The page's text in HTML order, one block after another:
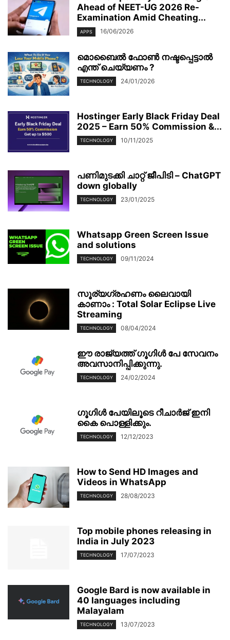
Ahead of NEET-UG 2026 Re-
Examination Amid Cheating...
APPS 16/06/2026
മൊബൈല്‍ ഫോണ്‍ നഷ്ടപ്പെട്ടാല്‍
എന്ത് ചെയ്യണം ?
TECHNOLOGY 24/01/2026
Hostinger Early Black Friday Deal
2025 – Earn 50% Commission &...
TECHNOLOGY 10/11/2025
പണിമുടക്കി ചാറ്റ് ജീപിടി – ChatGPT
down globally
TECHNOLOGY 23/01/2025
Whatsapp Green Screen Issue
and solutions
TECHNOLOGY 09/11/2024
സൂര്യഗ്രഹണം ലൈവായി
കാണാം : Total Solar Eclipse Live
Streaming
TECHNOLOGY 08/04/2024
ഈ രാജ്യത്ത് ഗൂഗിൾ പേ സേവനം
അവസാനിപ്പിക്കുന്നു.
TECHNOLOGY 24/02/2024
ഗൂഗിള്‍ പേയിലൂടെ റീചാര്‍ജ് ഇനി
കൈ പൊള്ളിക്കും.
TECHNOLOGY 12/12/2023
How to Send HD Images and
Videos in WhatsApp
TECHNOLOGY 28/08/2023
Top mobile phones releasing in
India in July 2023
TECHNOLOGY 17/07/2023
Google Bard is now available in
40 languages including
Malayalam
TECHNOLOGY 13/07/2023